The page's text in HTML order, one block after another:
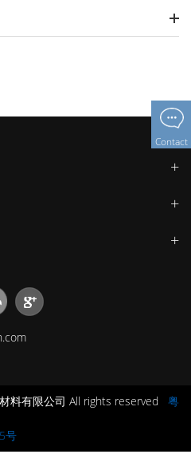
Contact
料有限公司 All rights reserved 粤
号